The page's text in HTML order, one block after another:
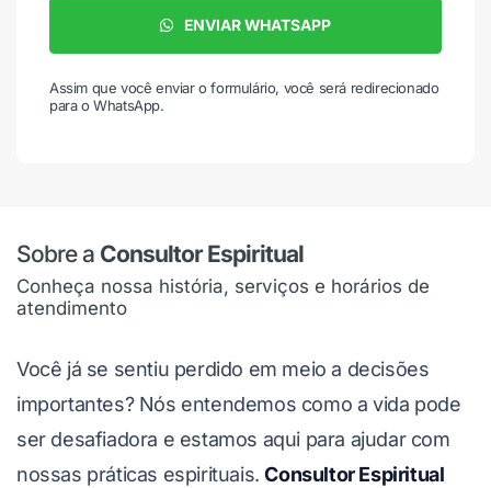
ENVIAR WHATSAPP
Assim que você enviar o formulário, você será redirecionado
para o WhatsApp.
Sobre a Consultor Espiritual
Conheça nossa história, serviços e horários de
atendimento
Você já se sentiu perdido em meio a decisões
importantes? Nós entendemos como a vida pode
ser desafiadora e estamos aqui para ajudar com
nossas práticas espirituais.Consultor Espiritual